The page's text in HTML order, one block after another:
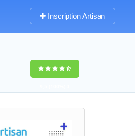
Inscription Artisan